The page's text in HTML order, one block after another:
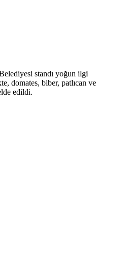
standı yoğun ilgi
domates, biber, patlıcan ve
edildi.